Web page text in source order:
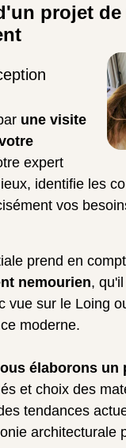
projet
une visite
expert
identifie les
vos
prend en
nemourien,
vue sur le Loing
moderne.
élaborons un
et choix des
tendances
architecturale